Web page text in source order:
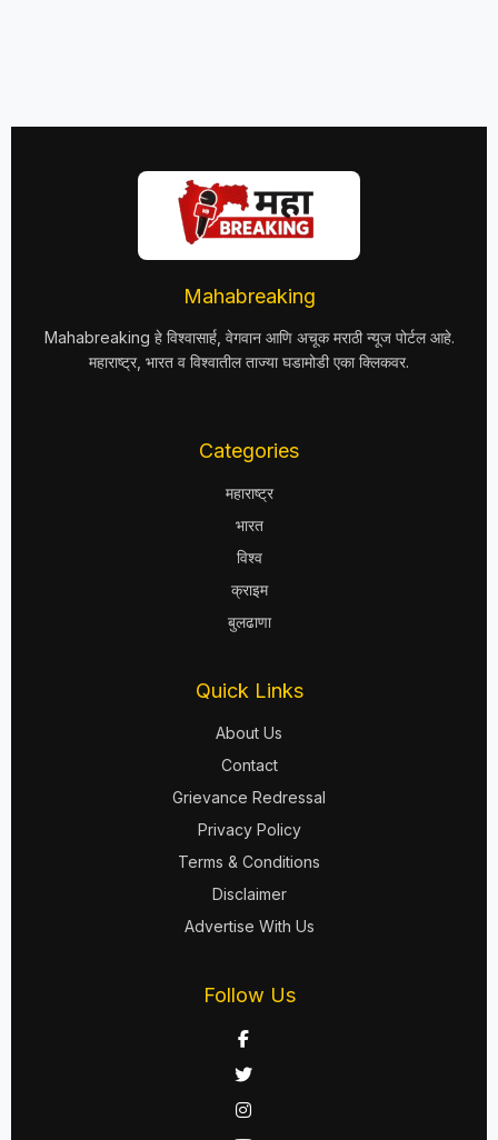
Mahabreaking
Mahabreaking हे विश्वासार्ह, वेगवान आणि अचूक मराठी न्यूज पोर्टल आहे.
महाराष्ट्र, भारत व विश्वातील ताज्या घडामोडी एका क्लिकवर.
Categories
महाराष्ट्र
भारत
विश्व
क्राइम
बुलढाणा
Quick Links
About Us
Contact
Grievance Redressal
Privacy Policy
Terms & Conditions
Disclaimer
Advertise With Us
Follow Us